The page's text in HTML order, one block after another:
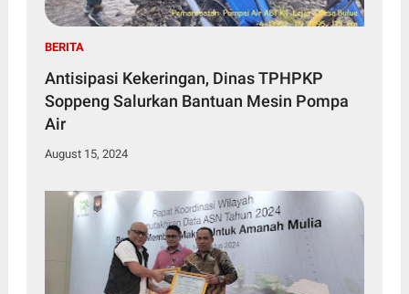
BERITA
Antisipasi Kekeringan, Dinas TPHPKP
Soppeng Salurkan Bantuan Mesin Pompa
Air
August 15, 2024